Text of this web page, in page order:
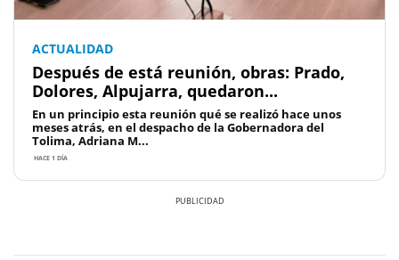
ACTUALIDAD
Después de está reunión, obras: Prado,
Dolores, Alpujarra, quedaron...
En un principio esta reunión qué se realizó hace unos
meses atrás, en el despacho de la Gobernadora del
Tolima, Adriana M...
HACE 1 DÍA